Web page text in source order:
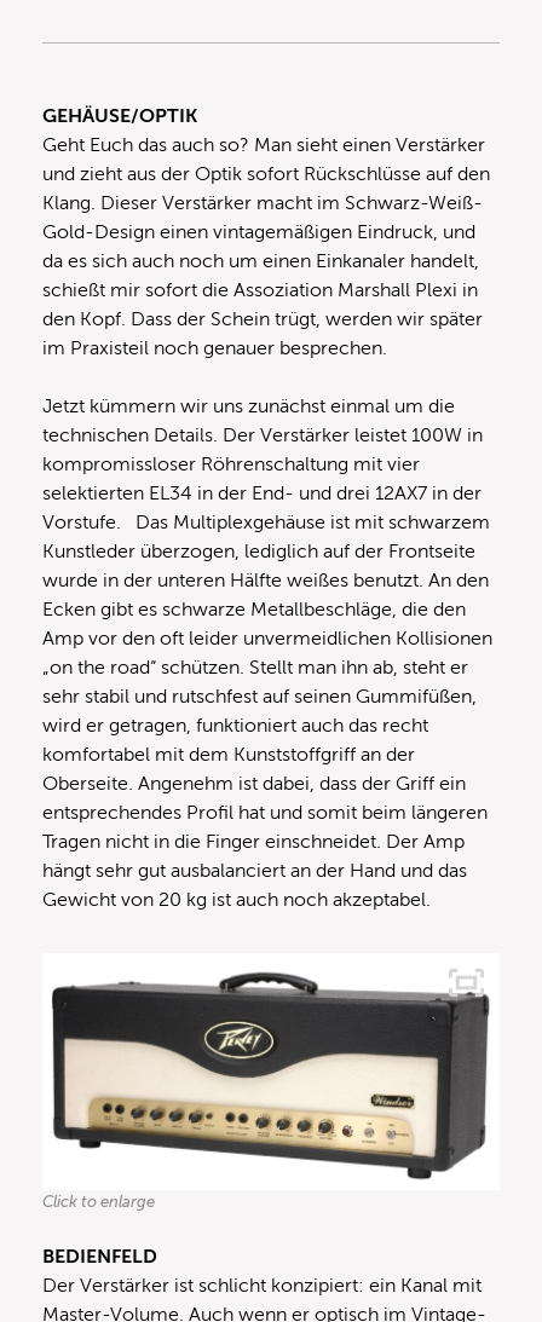
GEHÄUSE/OPTIK
Geht Euch das auch so? Man sieht einen Verstärker
und zieht aus der Optik sofort Rückschlüsse auf den
Klang. Dieser Verstärker macht im Schwarz-Weiß-
Gold-Design einen vintagemäßigen Eindruck, und
da es sich auch noch um einen Einkanaler handelt,
schießt mir sofort die Assoziation Marshall Plexi in
den Kopf. Dass der Schein trügt, werden wir später
im Praxisteil noch genauer besprechen.
Jetzt kümmern wir uns zunächst einmal um die
technischen Details. Der Verstärker leistet 100W in
kompromissloser Röhrenschaltung mit vier
selektierten EL34 in der End- und drei 12AX7 in der
Vorstufe. Das Multiplexgehäuse ist mit schwarzem
Kunstleder überzogen, lediglich auf der Frontseite
wurde in der unteren Hälfte weißes benutzt. An den
Ecken gibt es schwarze Metallbeschläge, die den
Amp vor den oft leider unvermeidlichen Kollisionen
„on the road“ schützen. Stellt man ihn ab, steht er
sehr stabil und rutschfest auf seinen Gummifüßen,
wird er getragen, funktioniert auch das recht
komfortabel mit dem Kunststoffgriff an der
Oberseite. Angenehm ist dabei, dass der Griff ein
entsprechendes Profil hat und somit beim längeren
Tragen nicht in die Finger einschneidet. Der Amp
hängt sehr gut ausbalanciert an der Hand und das
Gewicht von 20 kg ist auch noch akzeptabel.
Click to enlarge
BEDIENFELD
Der Verstärker ist schlicht konzipiert: ein Kanal mit
Master-Volume. Auch wenn er optisch im Vintage-